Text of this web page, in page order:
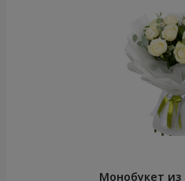
Монобукет из